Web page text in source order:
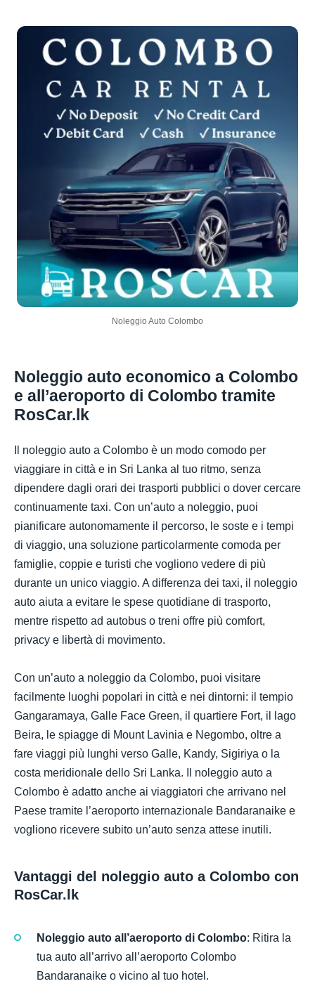
Noleggio Auto Colombo
Noleggio auto economico a Colombo
e all’aeroporto di Colombo tramite
RosCar.lk
Il noleggio auto a Colombo è un modo comodo per
viaggiare in città e in Sri Lanka al tuo ritmo, senza
dipendere dagli orari dei trasporti pubblici o dover cercare
continuamente taxi. Con un’auto a noleggio, puoi
pianificare autonomamente il percorso, le soste e i tempi
di viaggio, una soluzione particolarmente comoda per
famiglie, coppie e turisti che vogliono vedere di più
durante un unico viaggio. A differenza dei taxi, il noleggio
auto aiuta a evitare le spese quotidiane di trasporto,
mentre rispetto ad autobus o treni offre più comfort,
privacy e libertà di movimento.
Con un’auto a noleggio da Colombo, puoi visitare
facilmente luoghi popolari in città e nei dintorni: il tempio
Gangaramaya, Galle Face Green, il quartiere Fort, il lago
Beira, le spiagge di Mount Lavinia e Negombo, oltre a
fare viaggi più lunghi verso Galle, Kandy, Sigiriya o la
costa meridionale dello Sri Lanka. Il noleggio auto a
Colombo è adatto anche ai viaggiatori che arrivano nel
Paese tramite l’aeroporto internazionale Bandaranaike e
vogliono ricevere subito un’auto senza attese inutili.
Vantaggi del noleggio auto a Colombo con
RosCar.lk
Noleggio auto all’aeroporto di Colombo: Ritira la
tua auto all’arrivo all’aeroporto Colombo
Bandaranaike o vicino al tuo hotel.